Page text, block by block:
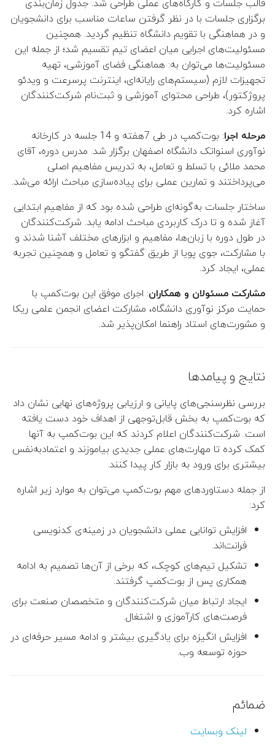
برگزاری جلسات با در نظر گرفتن ساعات مناسب برای دانشجویان
و در هماهنگی با تقویم دانشگاه تنظیم گردید. همچنین
مسئولیت‌های اجرایی میان اعضای تیم تقسیم شد؛ از جمله این
مسئولیت‌ها می‌توان به: هماهنگی فضای آموزشی، تهیه
تجهیزات لازم (سیستم‌های رایانه‌ای، اینترنت پرسرعت و ویدئو
پروژکتور)، طراحی محتوای آموزشی و ثبت‌نام شرکت‌کنندگان
اشاره کرد.
مرحله اجرا
: بوت‌کمپ در طی 7هفته و 14 جلسه در کارخانه
نوآوری اسنواتک دانشگاه اصفهان برگزار شد. مدرس دوره، آقای
محمد ملائی با تسلط و تعامل، به تدریس مفاهیم اصلی
می‌پرداختند و تمارین عملی برای پیاده‌سازی مباحث ارائه می‌شد.
ساختار جلسات به‌گونه‌ای طراحی شده بود که از مفاهیم ابتدایی
آغاز شده و تا درک کاربردی مباحث ادامه یابد. شرکت‌کنندگان
در طول دوره با زبان‌ها، مفاهیم و ابزارهای مختلف آشنا شدند و
با مشارکت، جوی پویا از طریق گفتگو و تعامل و همچنین تجربه
عملی، ایجاد کرد.
مشارکت مسئولان و همکاران: اجرای موفق این بوت‌کمپ با
حمایت مرکز نوآوری دانشگاه، مشارکت اعضای انجمن علمی ریکا
و مشورت‌های استاد راهنما امکان‌پذیر شد.
نتایج و پیامدها
بررسی نظرسنجی‌های پایانی و ارزیابی پروژه‌های نهایی نشان داد
که بوت‌کمپ به بخش قابل‌توجهی از اهداف خود دست یافته
است. شرکت‌کنندگان اعلام کردند که این بوت‌کمپ به آنها
کمک کرده تا مهارت‌های عملی جدیدی بیاموزند و اعتمادبه‌نفس
بیشتری برای ورود به بازار کار پیدا کنند.
از جمله دستاوردهای مهم بوت‌کمپ می‌توان به موارد زیر اشاره
کرد:
افزایش توانایی عملی دانشجویان در زمینه‌ی کدنویسی
فرانت‌اند.
تشکیل تیم‌های کوچک، که برخی از آن‌ها تصمیم به ادامه
همکاری پس از بوت‌کمپ گرفتند.
ایجاد ارتباط میان شرکت‌کنندگان و متخصصان صنعت برای
فرصت‌های کارآموزی و اشتغال.
افزایش انگیزه برای یادگیری بیشتر و ادامه مسیر حرفه‌ای در
حوزه توسعه وب.
ضمائم
لینک وبسایت